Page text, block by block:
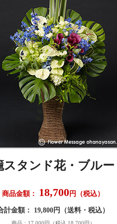
スタンド花・ブルー
商品金額： 18,700 円（税込）
計金額： 19,800円（送料・税込）